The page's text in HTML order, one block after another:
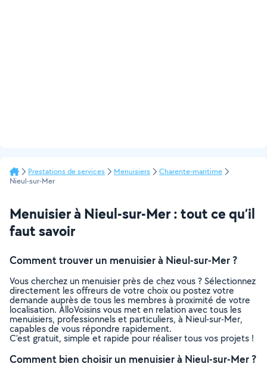
Prestations de services Menuisiers
Charente-maritime
Nieul-sur-Mer
Menuisier à Nieul-sur-Mer : tout ce qu’il
faut savoir
Comment trouver un menuisier à Nieul-sur-Mer ?
Vous cherchez un menuisier près de chez vous ? Sélectionnez
directement les offreurs de votre choix ou postez votre
demande auprès de tous les membres à proximité de votre
localisation. AlloVoisins vous met en relation avec tous les
menuisiers, professionnels et particuliers, à Nieul-sur-Mer,
capables de vous répondre rapidement.
C’est gratuit, simple et rapide pour réaliser tous vos projets !
Comment bien choisir un menuisier à Nieul-sur-Mer ?